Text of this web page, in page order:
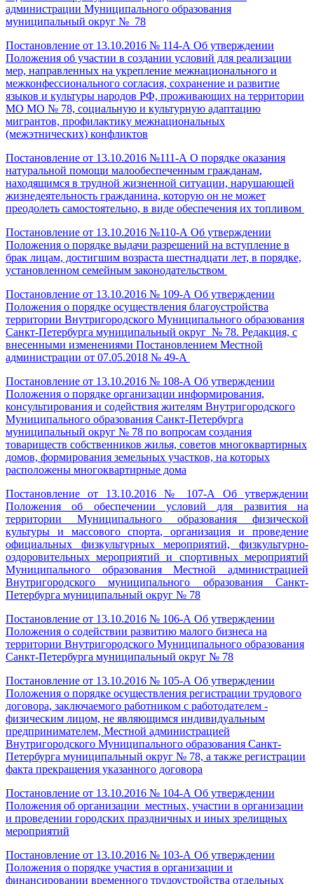
администрации Муниципального образования
муниципальный округ № 78
Постановление от 13.10.2016 № 114-А Об утверждении
Положения об участии в создании условий для реализации
мер, направленных на укрепление межнационального и
межконфессионального согласия, сохранение и развитие
языков и культуры народов РФ, проживающих на территории
МО МО № 78, социальную и культурную адаптацию
мигрантов, профилактику межнациональных
(межэтнических) конфликтов
Постановление от 13.10.2016 №111-А О порядке оказания
натуральной помощи малообеспеченным гражданам,
находящимся в трудной жизненной ситуации, нарушающей
жизнедеятельность гражданина, которую он не может
преодолеть самостоятельно, в виде обеспечения их топливом
Постановление от 13.10.2016 №110-А Об утверждении
Положения о порядке выдачи разрешений на вступление в
брак лицам, достигшим возраста шестнадцати лет, в порядке,
установленном семейным законодательством
Постановление от 13.10.2016 № 109-А Об утверждении
Положения о порядке осуществления благоустройства
территории Внутригородского Муниципального образования
Санкт-Петербурга муниципальный округ № 78. Редакция, с
внесенными изменениями Постановлением Местной
администрации от 07.05.2018 № 49-А
Постановление от 13.10.2016 № 108-А Об утверждении
Положения о порядке организации информирования,
консультирования и содействия жителям Внутригородского
Муниципального образования Санкт-Петербурга
муниципальный округ № 78 по вопросам создания
товариществ собственников жилья, советов многоквартирных
домов, формирования земельных участков, на которых
расположены многоквартирные дома
Постановление от 13.10.2016 № 107-А Об утверждении
Положения об обеспечении условий для развития на
территории Муниципального образования физической
культуры и массового спорта, организация и проведение
официальных физкультурных мероприятий, физкультурно-
оздоровительных мероприятий и спортивных мероприятий
Муниципального образования Местной администрацией
Внутригородского муниципального образования Санкт-
Петербурга муниципальный округ № 78
Постановление от 13.10.2016 № 106-А Об утверждении
Положения о содействии развитию малого бизнеса на
территории Внутригородского Муниципального образования
Санкт-Петербурга муниципальный округ № 78
Постановление от 13.10.2016 № 105-А Об утверждении
Положения о порядке осуществления регистрации трудового
договора, заключаемого работником с работодателем -
физическим лицом, не являющимся индивидуальным
предпринимателем, Местной администрацией
Внутригородского Муниципального образования Санкт-
Петербурга муниципальный округ № 78, а также регистрации
факта прекращения указанного договора
Постановление от 13.10.2016 № 104-А Об утверждении
Положения об организации местных, участии в организации
и проведении городских праздничных и иных зрелищных
мероприятий
Постановление от 13.10.2016 № 103-А Об утверждении
Положения о порядке участия в организации и
финансировании временного трудоустройства отдельных